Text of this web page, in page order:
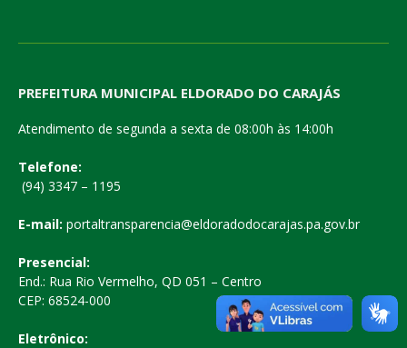
PREFEITURA MUNICIPAL ELDORADO DO CARAJÁS
Atendimento de segunda a sexta de 08:00h às 14:00h
Telefone:
(94) 3347 – 1195
E-mail: portaltransparencia@eldoradodocarajas.pa.gov.br
Presencial:
End.: Rua Rio Vermelho, QD 051 – Centro
CEP: 68524-000
Eletrônico: